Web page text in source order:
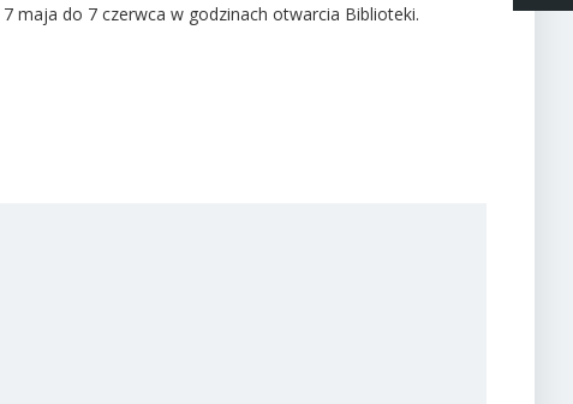
maja do 7 czerwca w godzinach otwarcia Biblioteki.